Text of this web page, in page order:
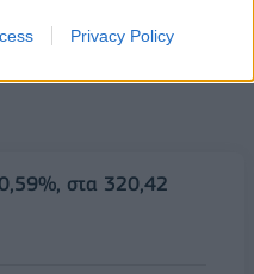
Privacy Policy
στα 320,42